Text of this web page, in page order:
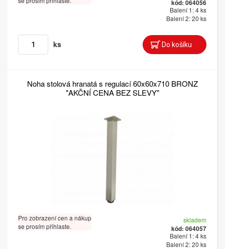
kód: 064056
Balení 1: 4 ks
Balení 2: 20 ks
ks
Noha stolová hranatá s regulací 60x60x710 BRONZ
"AKČNÍ CENA BEZ SLEVY"
Pro zobrazení cen a nákup
se prosím přihlaste.
skladem
kód: 064057
Balení 1: 4 ks
Balení 2: 20 ks